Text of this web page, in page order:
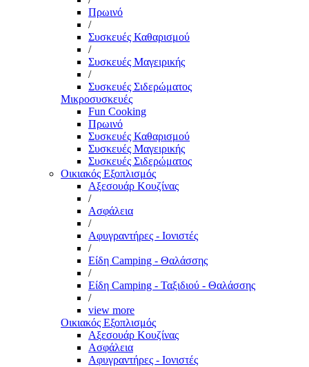
Πρωινό
/
Συσκευές Καθαρισμού
/
Συσκευές Μαγειρικής
/
Συσκευές Σιδερώματος
Μικροσυσκευές
Fun Cooking
Πρωινό
Συσκευές Καθαρισμού
Συσκευές Μαγειρικής
Συσκευές Σιδερώματος
Οικιακός Εξοπλισμός
Αξεσουάρ Κουζίνας
/
Ασφάλεια
/
Αφυγραντήρες - Ιονιστές
/
Είδη Camping - Θαλάσσης
/
Είδη Camping - Ταξιδιού - Θαλάσσης
/
view more
Οικιακός Εξοπλισμός
Αξεσουάρ Κουζίνας
Ασφάλεια
Αφυγραντήρες - Ιονιστές